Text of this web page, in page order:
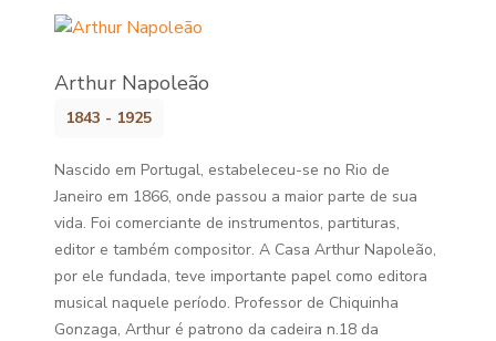
Arthur Napoleão
1843 - 1925
Nascido em Portugal, estabeleceu-se no Rio de
Janeiro em 1866, onde passou a maior parte de sua
vida. Foi comerciante de instrumentos, partituras,
editor e também compositor. A Casa Arthur Napoleão,
por ele fundada, teve importante papel como editora
musical naquele período. Professor de Chiquinha
Gonzaga, Arthur é patrono da cadeira n.18 da